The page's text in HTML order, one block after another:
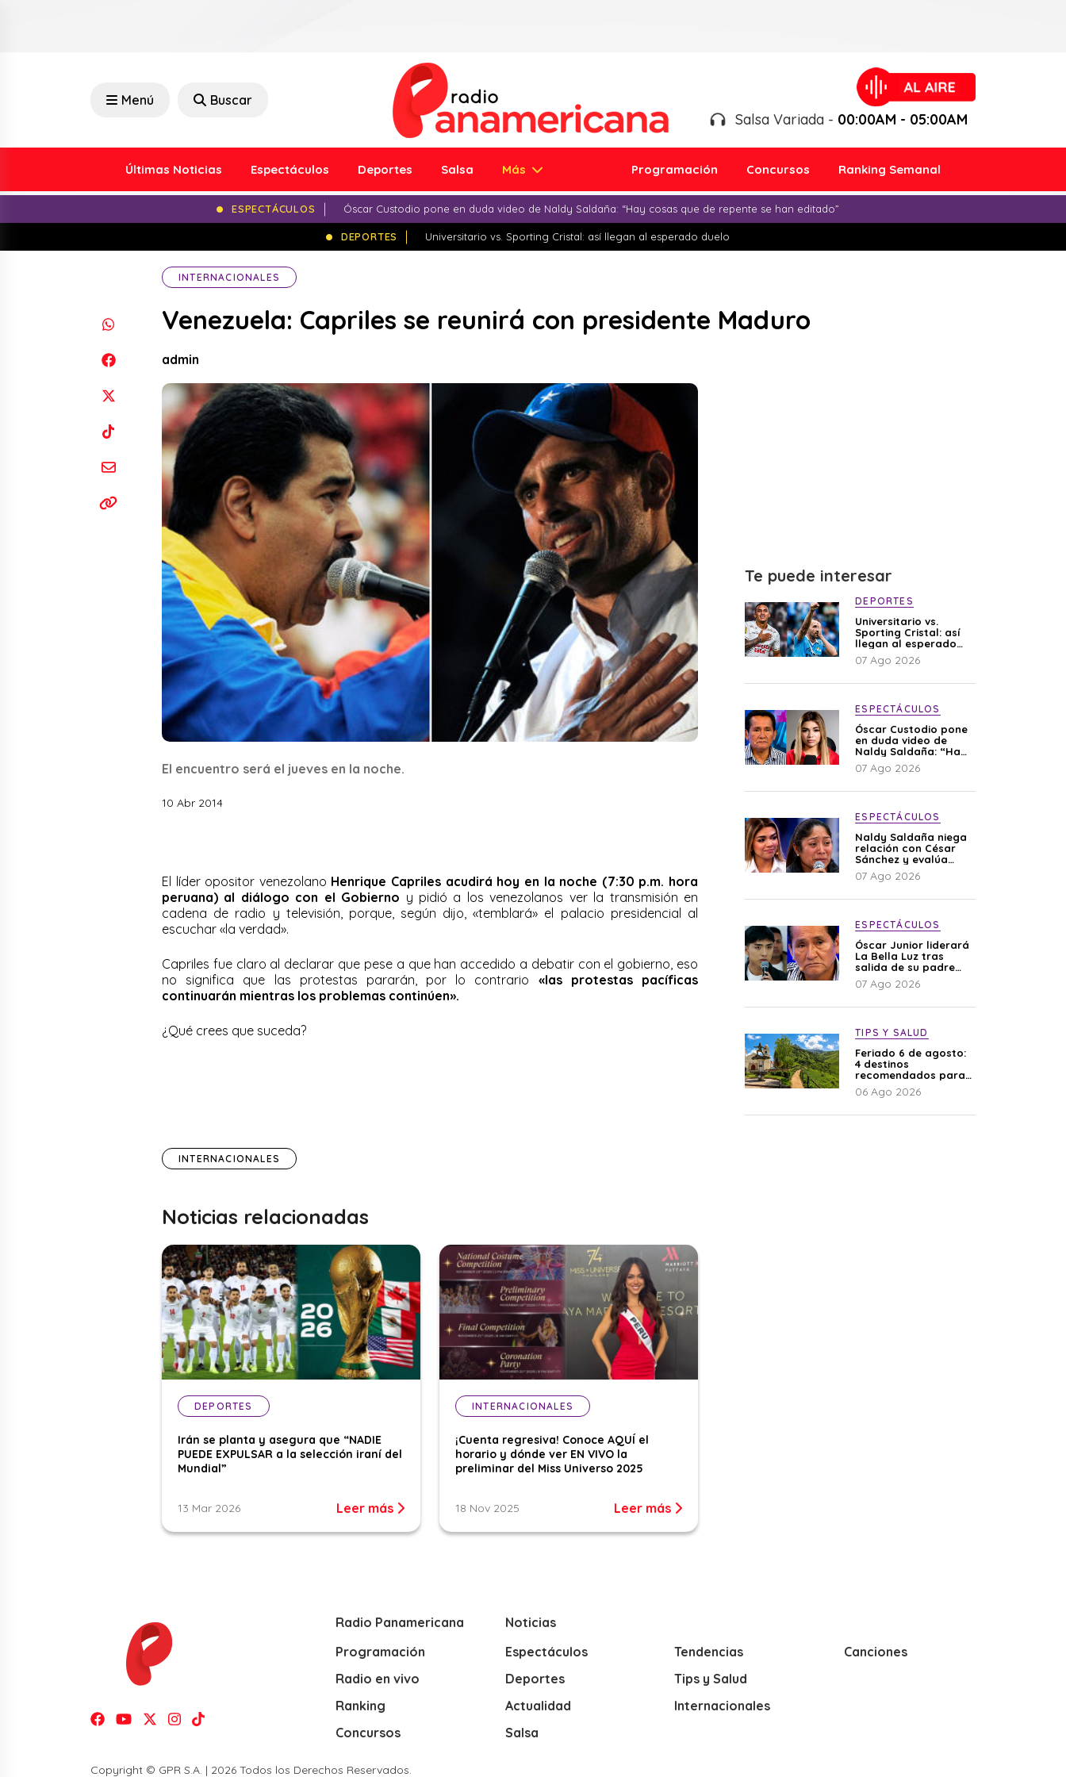
Menú Buscar
Salsa Variada - 00:00AM - 05:00AM
Últimas Noticias Espectáculos Deportes Salsa Más Programación Concursos Ranking Semanal
ESPECTÁCULOS Óscar Custodio pone en duda video de Naldy Saldaña: “Hay cosas que de repente se han editado”
DEPORTES Universitario vs. Sporting Cristal: así llegan al esperado duelo
INTERNACIONALES
Venezuela: Capriles se reunirá con presidente Maduro
admin
El encuentro será el jueves en la noche.
10 Abr 2014
El líder opositor venezolano Henrique Capriles acudirá hoy en la noche (7:30 p.m. hora
peruana) al diálogo con el Gobierno y pidió a los venezolanos ver la transmisión en
cadena de radio y televisión, porque, según dijo, «temblará» el palacio presidencial al
escuchar «la verdad».
Capriles fue claro al declarar que pese a que han accedido a debatir con el gobierno, eso
no significa que las protestas pararán, por lo contrario «las protestas pacíficas
continuarán mientras los problemas continúen».
¿Qué crees que suceda?
INTERNACIONALES
Noticias relacionadas
DEPORTES
Irán se planta y asegura que “NADIE
PUEDE EXPULSAR a la selección iraní del
Mundial”
13 Mar 2026 Leer más
INTERNACIONALES
¡Cuenta regresiva! Conoce AQUÍ el
horario y dónde ver EN VIVO la
preliminar del Miss Universo 2025
18 Nov 2025 Leer más
Te puede interesar
DEPORTES
Universitario vs.
Sporting Cristal: así
llegan al esperado
duelo
07 Ago 2026
ESPECTÁCULOS
Óscar Custodio pone
en duda video de
Naldy Saldaña: “Hay
cosas que de repente
se han editado”
07 Ago 2026
ESPECTÁCULOS
Naldy Saldaña niega
relación con César
Sánchez y evalúa
denunciar a su
esposa: “Es una
07 Ago 2026
ESPECTÁCULOS
Óscar Junior liderará
La Bella Luz tras
salida de su padre
por polémica con
Naldy Saldaña
07 Ago 2026
TIPS Y SALUD
Feriado 6 de agosto:
4 destinos
recomendados para
disfrutar el descanso
06 Ago 2026
Radio Panamericana
Programación
Radio en vivo
Ranking
Concursos
Noticias
Espectáculos
Deportes
Actualidad
Salsa
Tendencias
Tips y Salud
Internacionales
Canciones
Copyright © GPR S.A. | 2026 Todos los Derechos Reservados.